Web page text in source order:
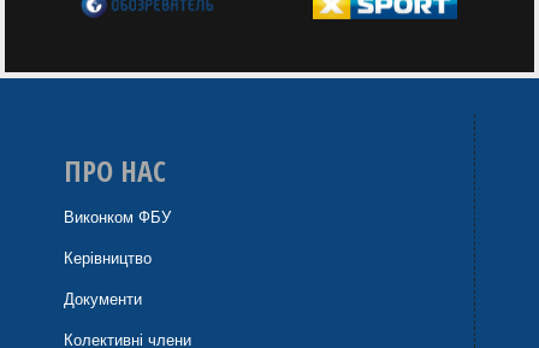
ПРО НАС
Виконком ФБУ
Керівництво
Документи
Колективні члени